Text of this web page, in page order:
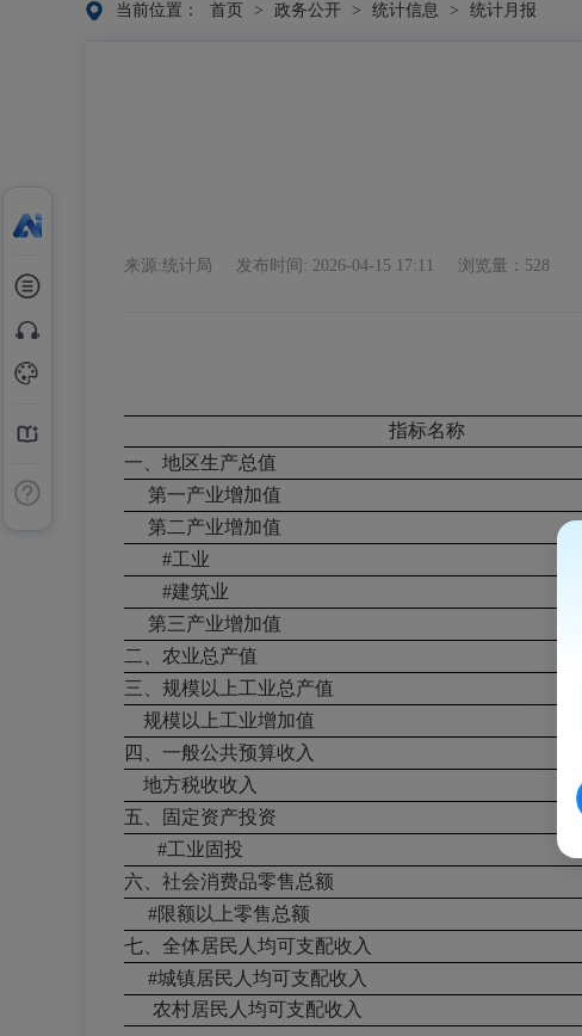
当前位置： 首页 > 政务公开 > 统计信息 > 统计月报
来源:统计局 发布时间: 2026-04-15 17:11 浏览量：528
指标名称
一、地区生产总值
第一产业增加值
第二产业增加值
#工业
#建筑业
第三产业增加值
二、农业总产值
三、规模以上工业总产值
规模以上工业增加值
四、一般公共预算收入
地方税收收入
五、固定资产投资
#工业固投
六、社会消费品零售总额
#限额以上零售总额
七、全体居民人均可支配收入
#城镇居民人均可支配收入
农村居民人均可支配收入